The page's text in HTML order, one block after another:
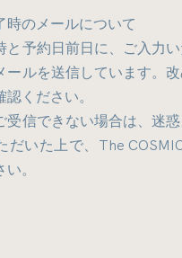
湖畔でサウナアクティ
季節が今年もやってき
ると蒸気熱とボタニカ
チと燃える薪の音を聴
の内部までじっくりとあ
フローティング”と
SAUNAが呼んでいる
転ぶと見えるのは、空
のない穏やかな湖の上
の吹く夕暮れ時に独り占
SAUNAと湖畔の時
かな時間の流れの中
たりとした時間をお
て、水中に飛び出す時が、
が燦々と輝き、水をかくた
泳いでいたらそう感じた。
な感覚を味わえる。
いうもの裸で湖や海に飛
闇の自然の中で自分の身体
のメールについて
と予約日前日に、ご入力
ールを送信しています。
ください。
受信できない場合は、迷
だいた上で、The
。